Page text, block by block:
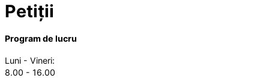
Petiții
Program de lucru
Luni - Vineri:
8.00 - 16.00